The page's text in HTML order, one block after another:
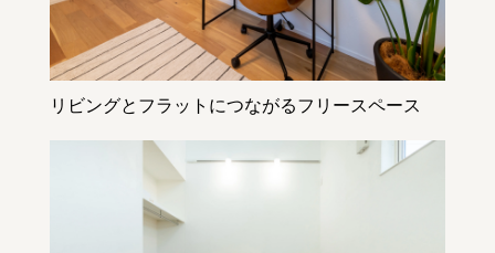
リビングとフラットにつながるフリースペース